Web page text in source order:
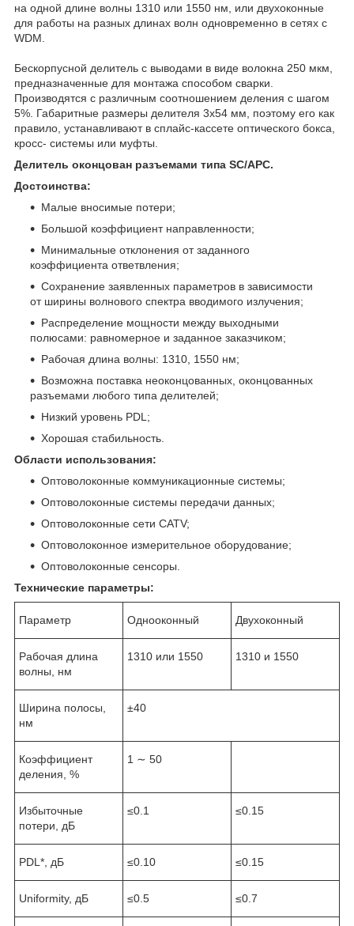
на одной длине волны 1310 или 1550 нм, или двухоконные
для работы на разных длинах волн одновременно в сетях с
WDM.
Бескорпусной делитель с выводами в виде волокна 250 мкм,
предназначенные для монтажа способом сварки.
Производятся с различным соотношением деления с шагом
5%. Габаритные размеры делителя 3х54 мм, поэтому его как
правило, устанавливают в сплайс-кассете оптического бокса,
кросс- системы или муфты.
Делитель оконцован разъемами типа SC/APC.
Достоинства:
Малые вносимые потери;
Большой коэффициент направленности;
Минимальные отклонения от заданного
коэффициента ответвления;
Сохранение заявленных параметров в зависимости
от ширины волнового спектра вводимого излучения;
Распределение мощности между выходными
полюсами: равномерное и заданное заказчиком;
Рабочая длина волны: 1310, 1550 нм;
Возможна поставка неоконцованных, оконцованных
разъемами любого типа делителей;
Низкий уровень PDL;
Хорошая стабильность.
Области использования:
Оптоволоконные коммуникационные системы;
Оптоволоконные системы передачи данных;
Оптоволоконные сети CATV;
Оптоволоконное измерительное оборудование;
Оптоволоконные сенсоры.
Технические параметры:
Параметр Однооконный Двухоконный
Рабочая длина
волны, нм
1310 или 1550 1310 и 1550
Ширина полосы,
нм
±40
Коэффициент
деления, %
1 ∼ 50
Избыточные
потери, дБ
≤0.1 ≤0.15
PDL*, дБ ≤0.10 ≤0.15
Uniformity, дБ ≤0.5 ≤0.7